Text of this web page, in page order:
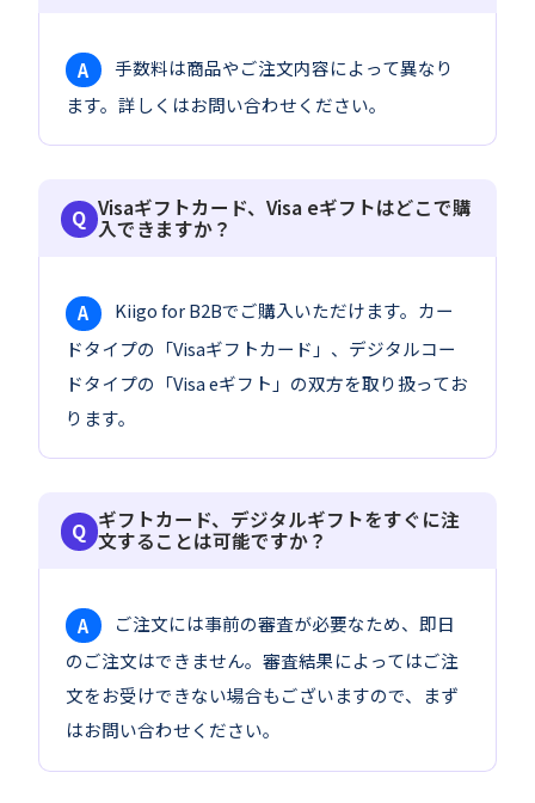
A
手数料は商品やご注文内容によって異なり
ます。詳しくはお問い合わせください。
Visaギフトカード、Visa eギフトはどこで購
入できますか？
A
Kiigo for B2Bでご購入いただけます。カー
ドタイプの「Visaギフトカード」、デジタルコー
ドタイプの「Visa eギフト」の双方を取り扱ってお
ります。
ギフトカード、デジタルギフトをすぐに注
文することは可能ですか？
A
ご注文には事前の審査が必要なため、即日
のご注文はできません。審査結果によってはご注
文をお受けできない場合もございますので、まず
はお問い合わせください。